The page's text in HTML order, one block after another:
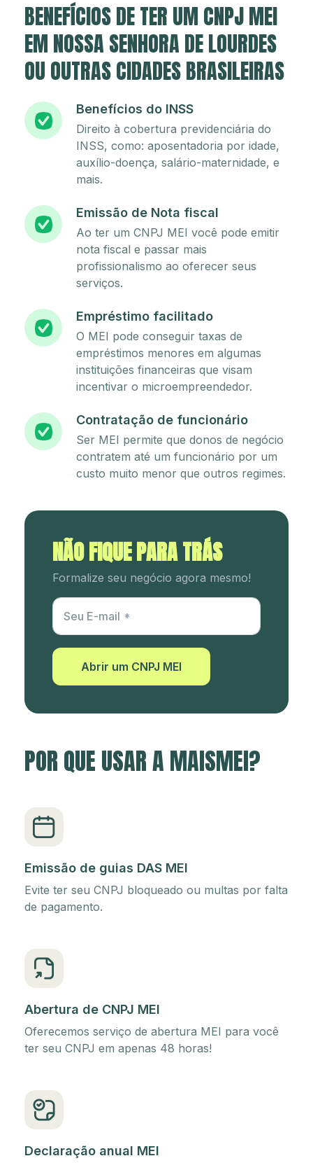
BENEFÍCIOS DE TER UM CNPJ MEI
EM NOSSA SENHORA DE LOURDES
OU OUTRAS CIDADES BRASILEIRAS
Benefícios do INSS
Direito à cobertura previdenciária do
INSS, como: aposentadoria por idade,
auxílio-doença, salário-maternidade, e
mais.
Emissão de Nota fiscal
Ao ter um CNPJ MEI você pode emitir
nota fiscal e passar mais
profissionalismo ao oferecer seus
serviços.
Empréstimo facilitado
O MEI pode conseguir taxas de
empréstimos menores em algumas
instituições financeiras que visam
incentivar o microempreendedor.
Contratação de funcionário
Ser MEI permite que donos de negócio
contratem até um funcionário por um
custo muito menor que outros regimes.
NÃO FIQUE PARA TRÁS
Formalize seu negócio agora mesmo!
Utm Content
Seu E-mail
Abrir um CNPJ MEI
POR QUE USAR A MAISMEI?
Emissão de guias DAS MEI
Evite ter seu CNPJ bloqueado ou multas por falta
de pagamento.
Abertura de CNPJ MEI
Oferecemos serviço de abertura MEI para você
ter seu CNPJ em apenas 48 horas!
Declaração anual MEI